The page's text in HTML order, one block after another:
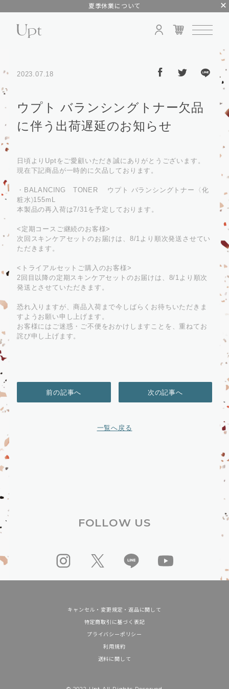
夏季休業について
2023.07.18
ウプト バランシングトナー欠品
に伴う出荷遅延のお知らせ
日頃よりUptをご愛顧いただき誠にありがとうございます。
現在下記商品が一時的に欠品しております。
・BALANCING TONER ウプト バランシングトナー〈化
粧⽔〉155mL
本製品の再入荷は7/31を予定しております。
<定期コースご継続のお客様>
次回スキンケアセットのお届けは、8/1より順次発送させてい
ただきます。
<トライアルセットご購入のお客様>
2回目以降の定期スキンケアセットのお届けは、8/1より順次
発送とさせていただきます。
恐れ入りますが、商品入荷まで今しばらくお待ちいただきま
すようお願い申し上げます。
お客様にはご迷惑・ご不便をおかけしますことを、重ねてお
詫び申し上げます。
前の記事へ
一覧へ戻る
次の記事へ
FOLLOW US
キャンセル・変更規定・返品に関して
特定商取引に基づく表記
プライバシーポリシー
利用規約
送料に関して